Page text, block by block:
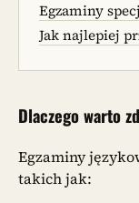
Egzaminy
Jak najlepiej
Dlaczego warto
Egzaminy
takich jak: